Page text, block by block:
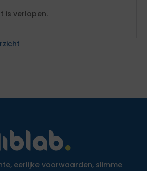
is verlopen.
eerlijke voorwaarden, slimme